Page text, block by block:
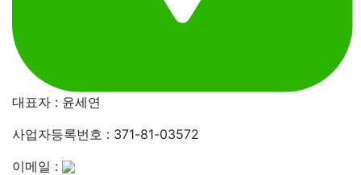
대표자 : 윤세연
사업자등록번호 : 371-81-03572
이메일 :